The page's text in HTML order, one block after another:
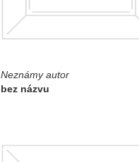
Neznámy autor
bez názvu